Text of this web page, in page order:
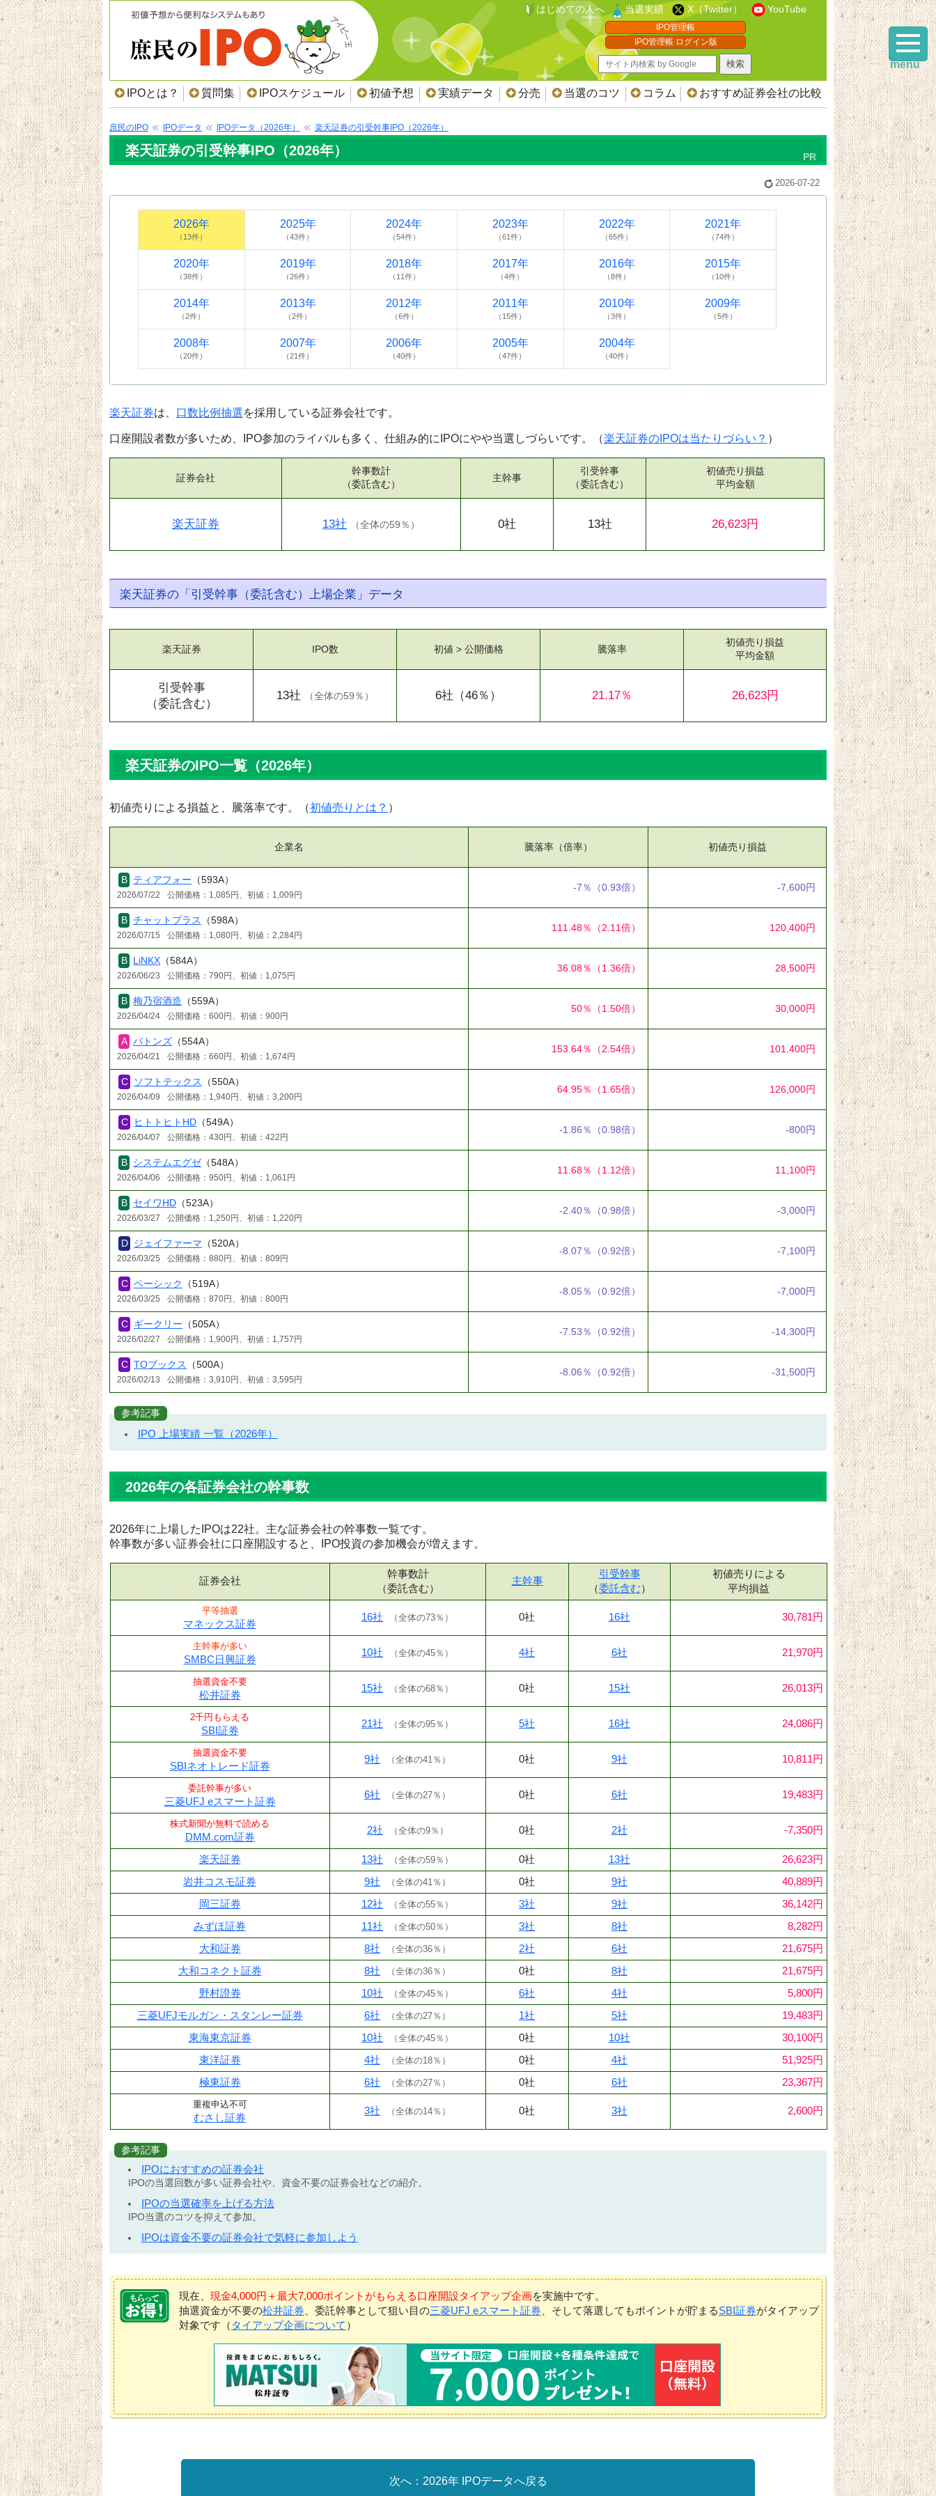
はじめての人へ 当選実績 X（Twitter） YouTube
IPO管理帳
IPO管理帳 ログイン版
IPOとは？ 質問集 IPOスケジュール 初値予想 実績データ 分売 当選のコツ コラム おすすめ証券会社の比較
庶民のIPO IPOデータ IPOデータ（2026年） 楽天証券の引受幹事IPO（2026年）
楽天証券の引受幹事IPO（2026年）
2026-07-22
2026年
（13件）
2025年
（43件）
2024年
（54件）
2023年
（61件）
2022年
（65件）
2021年
（74件）
2020年
（38件）
2019年
（26件）
2018年
（11件）
2017年
（4件）
2016年
（8件）
2015年
（10件）
2014年
（2件）
2013年
（2件）
2012年
（6件）
2011年
（15件）
2010年
（3件）
2009年
（5件）
2008年
（20件）
2007年
（21件）
2006年
（40件）
2005年
（47件）
2004年
（40件）
楽天証券は、 口数比例抽選を採用している証券会社です。
口座開設者数が多いため、IPO参加のライバルも多く、仕組み的にIPOにやや当選しづらいです。（楽天証券のIPOは当たりづらい？ ）
証券会社
楽天証券
幹事数計
（委託含む）
13社 （全体の59％ ）
主幹事
0社
引受幹事
（委託含む）
13社
初値売り損益
平均金額
26,623円
楽天証券の「引受幹事（委託含む）上場企業」データ
楽天証券
引受幹事
（委託含む）
IPO数
13社 （全体の59％ ）
初値 > 公開価格
6社 （46％）
騰落率
21.17％
初値売り損益
平均金額
26,623円
楽天証券のIPO一覧（2026年）
初値売りによる損益と、騰落率です。（初値売りとは？ ）
企業名 騰落率（倍率） 初値売り損益
ティアフォー （593A）
2026/07/22 公開価格：1,085円、初値：1,009円
-7％ （0.93倍） -7,600円
チャットプラス （598A）
2026/07/15 公開価格：1,080円、初値：2,284円
111.48％ （2.11倍） 120,400円
LiNKX （584A）
2026/06/23 公開価格：790円、初値：1,075円
36.08％ （1.36倍） 28,500円
梅乃宿酒造 （559A）
2026/04/24 公開価格：600円、初値：900円
50％ （1.50倍） 30,000円
バトンズ （554A）
2026/04/21 公開価格：660円、初値：1,674円
153.64％ （2.54倍） 101,400円
ソフトテックス （550A）
2026/04/09 公開価格：1,940円、初値：3,200円
64.95％ （1.65倍） 126,000円
ヒトトヒトHD （549A）
2026/04/07 公開価格：430円、初値：422円
-1.86％ （0.98倍） -800円
システムエグゼ（548A）
2026/04/06 公開価格：950円、初値：1,061円
11.68％ （1.12倍） 11,100円
セイワHD （523A）
2026/03/27 公開価格：1,250円、初値：1,220円
-2.40％ （0.98倍） -3,000円
ジェイファーマ （520A）
2026/03/25 公開価格：880円、初値：809円
-8.07％ （0.92倍） -7,100円
ベーシック （519A）
2026/03/25 公開価格：870円、初値：800円
-8.05％ （0.92倍） -7,000円
ギークリー （505A）
2026/02/27 公開価格：1,900円、初値：1,757円
-7.53％ （0.92倍） -14,300円
TOブックス （500A）
2026/02/13 公開価格：3,910円、初値：3,595円
-8.06％ （0.92倍） -31,500円
参考記事
IPO 上場実績 一覧（2026年）
2026年の各証券会社の幹事数
2026年に上場したIPOは22社。主な証券会社の幹事数一覧です。
幹事数が多い証券会社に口座開設すると、IPO投資の参加機会が増えます。
証券会社
幹事数計
（委託含む）
主幹事
引受幹事
（委託含む）
初値売りによる
平均損益
平等抽選
マネックス証券
16社 （全体の73％ ） 0社 16社 30,781円
主幹事が多い
SMBC日興証券
10社 （全体の45％ ） 4社 6社 21,970円
抽選資金不要
松井証券
15社 （全体の68％ ） 0社 15社 26,013円
2千円もらえる
SBI証券
21社 （全体の95％ ） 5社 16社 24,086円
抽選資金不要
SBIネオトレード証券
9社 （全体の41％ ） 0社 9社 10,811円
委託幹事が多い
三菱UFJ eスマート証券
6社 （全体の27％ ） 0社 6社 19,483円
株式新聞が無料で読める
DMM.com証券
2社 （全体の9％ ） 0社 2社 -7,350円
楽天証券 13社 （全体の59％ ） 0社 13社
26,623円
岩井コスモ証券
9社 （全体の41％ ） 0社 9社
40,889円
岡三証券
12社 （全体の55％ ） 3社 9社
36,142円
みずほ証券
11社 （全体の50％ ） 3社 8社
8,282円
大和証券
8社 （全体の36％ ） 2社 6社
21,675円
大和コネクト証券
8社 （全体の36％ ） 0社 8社
21,675円
野村證券
10社 （全体の45％ ） 6社 4社
5,800円
三菱UFJモルガン・スタンレー証券
6社 （全体の27％ ） 1社 5社
19,483円
東海東京証券
10社 （全体の45％ ） 0社 10社
30,100円
東洋証券
4社 （全体の18％ ） 0社 4社
51,925円
極東証券
6社 （全体の27％ ） 0社 6社 23,367円
重複申込不可
むさし証券
3社 （全体の14％ ） 0社 3社 2,600円
参考記事
IPOにおすすめの証券会社
IPOの当選回数が多い証券会社や、資金不要の証券会社などの紹介。
IPOの当選確率を上げる方法
IPO当選のコツを抑えて参加。
IPOは資金不要の証券会社で気軽に参加しよう
現在、 現金4,000円＋最大7,000ポイントがもらえる口座開設タイアップ企画を実施中です。
抽選資金が不要の松井証券 、委託幹事として狙い目の三菱UFJ eスマート証券 、そして落選してもポイントが貯まるSBI証券がタイアップ
対象です（ タイアップ企画について ）
2026年 IPOデータへ戻る
menu